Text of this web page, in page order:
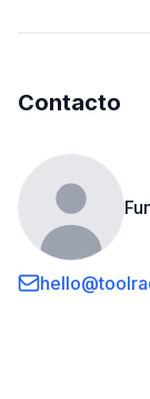
Contacto